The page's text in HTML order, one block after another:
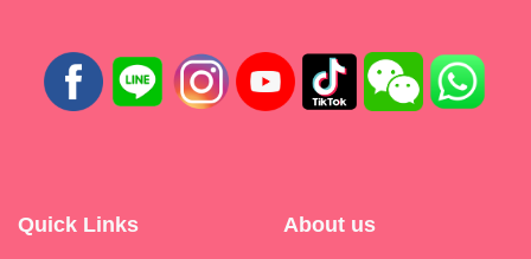
Quick Links About us